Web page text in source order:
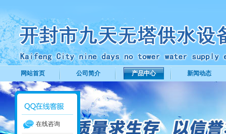
网站首页 公司简介 产品中心 新闻动态
在线咨询